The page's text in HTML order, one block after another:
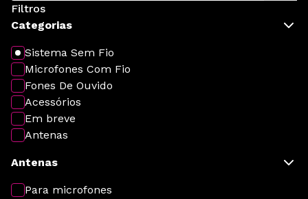
Filtros
Categorias
Sistema Sem Fio
Microfones Com Fio
Fones De Ouvido
Acessórios
Em breve
Antenas
Antenas
Para microfones